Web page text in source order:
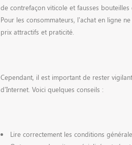
de contrefaçon viticole et fausses bouteilles
Pour les consommateurs, l’achat en ligne
prix attractifs et praticité.
Cependant, il est important de rester
d’Internet. Voici quelques conseils :
Lire correctement les conditions